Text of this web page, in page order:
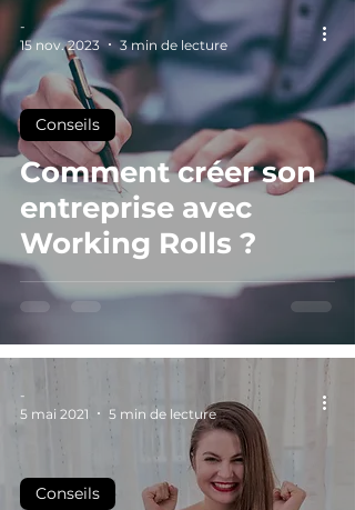
Comment créer son
entreprise avec
Working Rolls ?
Conseils
-
15 nov. 2023
3 min de lecture
Conseils
-
5 mai 2021
5 min de lecture